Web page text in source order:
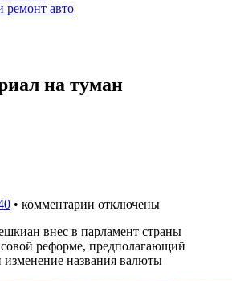
ремонт авто
на туман
• комментарии отключены
внес в парламент страны
реформе, предполагающий
названия валюты